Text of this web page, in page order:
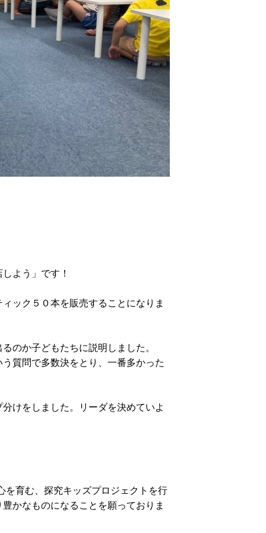
よう」です！
ック５０本を販売することになりま
のか子どもたちに説明しました。
質問で多数決をとり、一番多かった
けをしました。リーダを決めていよ
育む、探究キッズプロジェクトを行
かなものになることを願っておりま